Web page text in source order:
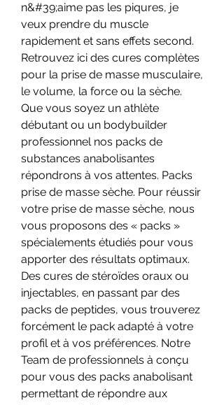
n&#39;aime pas les piqures, je
veux prendre du muscle
rapidement et sans effets second.
Retrouvez ici des cures complètes
pour la prise de masse musculaire,
le volume, la force ou la sèche.
Que vous soyez un athlète
débutant ou un bodybuilder
professionnel nos packs de
substances anabolisantes
répondrons à vos attentes. Packs
prise de masse sèche. Pour réussir
votre prise de masse sèche, nous
vous proposons des « packs »
spécialements étudiés pour vous
apporter des résultats optimaux.
Des cures de stéroïdes oraux ou
injectables, en passant par des
packs de peptides, vous trouverez
forcément le pack adapté à votre
profil et à vos préférences. Notre
Team de professionnels à conçu
pour vous des packs anabolisant
permettant de répondre aux